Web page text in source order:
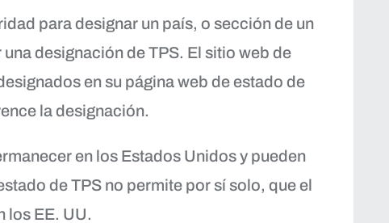
para designar un país, o sección de un
designación de TPS. El sitio web de
en su página web de estado de
la designación.
en los Estados Unidos y pueden
de TPS no permite por sí solo, que el
los EE. UU.